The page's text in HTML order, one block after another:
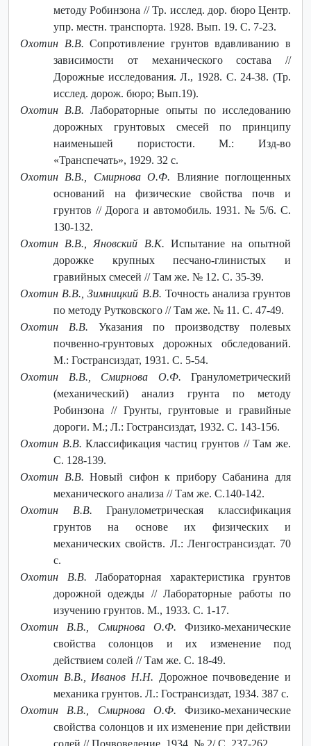
методу Робинзона // Тр. исслед. дор. бюро Центр.
упр. местн. транспорта. 1928. Вып. 19. С. 7-23.
Охотин В.В. Сопротивление грунтов вдавливанию в
зависимости от механического состава //
Дорожные исследования. Л., 1928. С. 24-38. (Тр.
исслед. дорож. бюро; Вып.19).
Охотин В.В. Лабораторные опыты по исследованию
дорожных грунтовых смесей по принципу
наименьшей пористости. М.: Изд-во
«Транспечать», 1929. 32 с.
Охотин В.В., Смирнова О.Ф. Влияние поглощенных
оснований на физические свойства почв и
грунтов // Дорога и автомобиль. 1931. № 5/6. С.
130-132.
Охотин В.В., Яновский В.К. Испытание на опытной
дорожке крупных песчано-глинистых и
гравийных смесей // Там же. № 12. С. 35-39.
Охотин В.В., Зимницкий В.В. Точность анализа грунтов
по методу Рутковского // Там же. № 11. С. 47-49.
Охотин В.В. Указания по производству полевых
почвенно-грунтовых дорожных обследований.
М.: Гострансиздат, 1931. С. 5-54.
Охотин В.В., Смирнова О.Ф. Гранулометрический
(механический) анализ грунта по методу
Робинзона // Грунты, грунтовые и гравийные
дороги. М.; Л.: Гострансиздат, 1932. С. 143-156.
Охотин В.В. Классификация частиц грунтов // Там же.
С. 128-139.
Охотин В.В. Новый сифон к прибору Сабанина для
механического анализа // Там же. С.140-142.
Охотин В.В. Гранулометрическая классификация
грунтов на основе их физических и
механических свойств. Л.: Ленгострансиздат. 70
с.
Охотин В.В. Лабораторная характеристика грунтов
дорожной одежды // Лабораторные работы по
изучению грунтов. М., 1933. С. 1-17.
Охотин В.В., Смирнова О.Ф. Физико-механические
свойства солонцов и их изменение под
действием солей // Там же. С. 18-49.
Охотин В.В., Иванов Н.Н. Дорожное почвоведение и
механика грунтов. Л.: Гострансиздат, 1934. 387 с.
Охотин В.В., Смирнова О.Ф. Физико-механические
свойства солонцов и их изменение при действии
солей // Почвоведение. 1934. № 2/ C. 237-262.